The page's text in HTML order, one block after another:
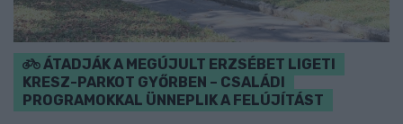
ÁTADJÁK A MEGÚJULT ERZSÉBET LIGETI
KRESZ-PARKOT GYŐRBEN – CSALÁDI
PROGRAMOKKAL ÜNNEPLIK A FELÚJÍTÁST